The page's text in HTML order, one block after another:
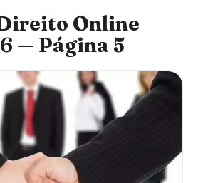
Online
— Página 5